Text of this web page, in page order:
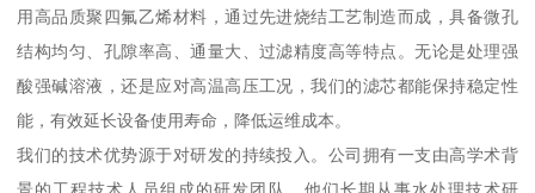
用高品质聚四氟乙烯材料，通过先进烧结工艺制造而成，具备微孔
结构均匀、孔隙率高、通量大、过滤精度高等特点。无论是处理强
酸强碱溶液，还是应对高温高压工况，我们的滤芯都能保持稳定性
能，有效延长设备使用寿命，降低运维成本。
我们的技术优势源于对研发的持续投入。公司拥有一支由高学术背
景的工程技术人员组成的研发团队，他们长期从事水处理技术研